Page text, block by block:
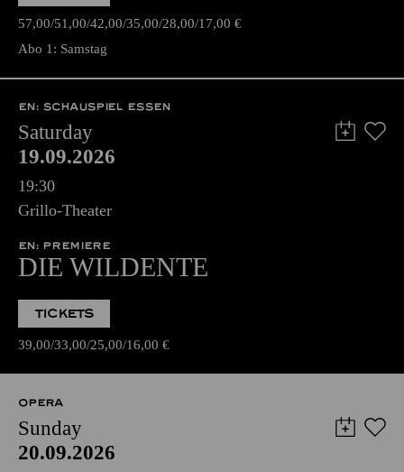
57,00 51,00 42,00 35,00 28,00 17,00 €
Abo 1: Samstag
EN: SCHAUSPIEL ESSEN
Saturday
19.09.2026
19:30
Grillo-Theater
EN: PREMIERE
DIE WILDENTE
TICKETS
39,00 33,00 25,00 16,00 €
OPERA
Sunday
20.09.2026